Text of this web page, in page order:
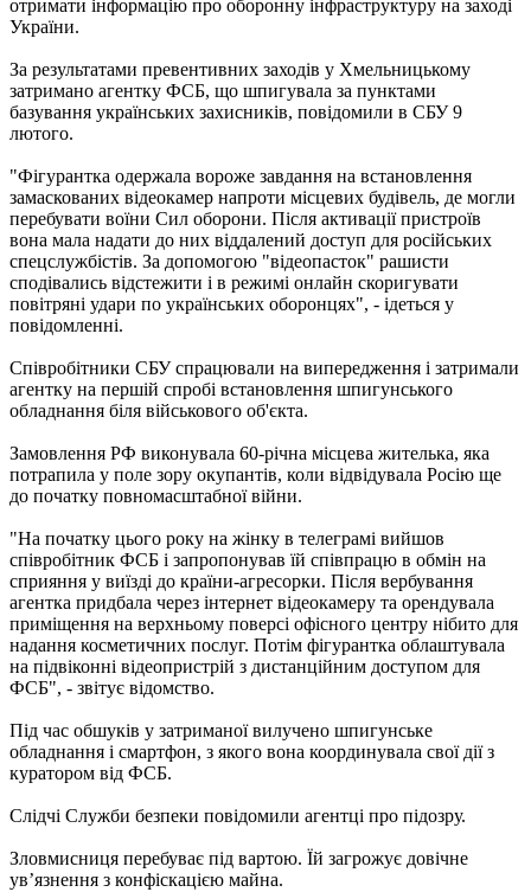
отримати інформацію про оборонну інфраструктуру на заході
України.
За результатами превентивних заходів у Хмельницькому
затримано агентку ФСБ, що шпигувала за пунктами
базування українських захисників, повідомили в СБУ 9
лютого.
"Фігурантка одержала вороже завдання на встановлення
замаскованих відеокамер напроти місцевих будівель, де могли
перебувати воїни Сил оборони. Після активації пристроїв
вона мала надати до них віддалений доступ для російських
спецслужбістів. За допомогою "відеопасток" рашисти
сподівались відстежити і в режимі онлайн скоригувати
повітряні удари по українських оборонцях", - ідеться у
повідомленні.
Співробітники СБУ спрацювали на випередження і затримали
агентку на першій спробі встановлення шпигунського
обладнання біля військового об'єкта.
Замовлення РФ виконувала 60-річна місцева жителька, яка
потрапила у поле зору окупантів, коли відвідувала Росію ще
до початку повномасштабної війни.
"На початку цього року на жінку в телеграмі вийшов
співробітник ФСБ і запропонував їй співпрацю в обмін на
сприяння у виїзді до країни-агресорки. Після вербування
агентка придбала через інтернет відеокамеру та орендувала
приміщення на верхньому поверсі офісного центру нібито для
надання косметичних послуг. Потім фігурантка облаштувала
на підвіконні відеопристрій з дистанційним доступом для
ФСБ", - звітує відомство.
Під час обшуків у затриманої вилучено шпигунське
обладнання і смартфон, з якого вона координувала свої дії з
куратором від ФСБ.
Слідчі Служби безпеки повідомили агентці про підозру.
Зловмисниця перебуває під вартою. Їй загрожує довічне
увʼязнення з конфіскацією майна.